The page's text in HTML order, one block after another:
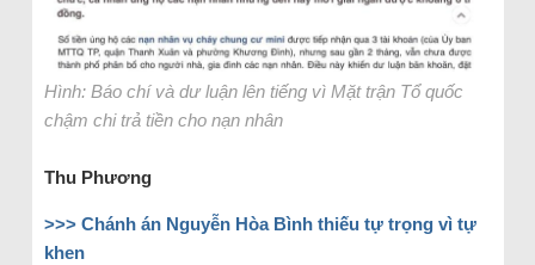
Hình: Báo chí và dư luận lên tiếng vì Mặt trận Tổ quốc
chậm chi trả tiền cho nạn nhân
Thu Phương
>>> Chánh án Nguyễn Hòa Bình thiếu tự trọng vì tự
khen